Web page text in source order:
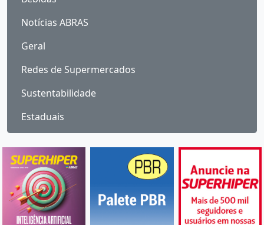
Notícias ABRAS
Geral
Redes de Supermercados
Sustentabilidade
Estaduais